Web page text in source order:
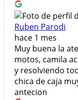
Ruben Parodi
hace 1 mes
Muy buena la
motos, camila
y resolviendo
chica de caja
antecion